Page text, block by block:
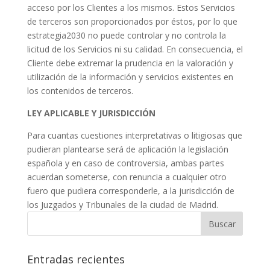
acceso por los Clientes a los mismos. Estos Servicios
de terceros son proporcionados por éstos, por lo que
estrategia2030 no puede controlar y no controla la
licitud de los Servicios ni su calidad. En consecuencia, el
Cliente debe extremar la prudencia en la valoración y
utilización de la información y servicios existentes en
los contenidos de terceros.
LEY APLICABLE Y JURISDICCIÓN
Para cuantas cuestiones interpretativas o litigiosas que
pudieran plantearse será de aplicación la legislación
española y en caso de controversia, ambas partes
acuerdan someterse, con renuncia a cualquier otro
fuero que pudiera corresponderle, a la jurisdicción de
los Juzgados y Tribunales de la ciudad de Madrid.
Entradas recientes